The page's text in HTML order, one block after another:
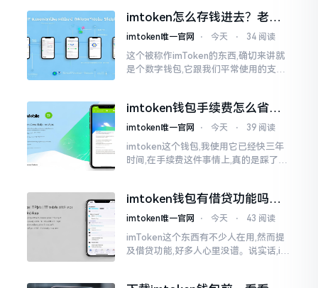
imtoken怎么存钱进去？老玩
家教你把钱转进钱包
imtoken唯一官网 ⋅ 今天 ⋅ 34 阅读
这个被称作imToken的东西,确切来讲就
是个数字钱包,它跟我们平常使用的支付
时候都会陷入困惑
imtoken钱包手续费怎么省？
老玩家告诉你几个实在招
imtoken唯一官网 ⋅ 今天 ⋅ 39 阅读
imtoken这个钱包,我使用它已经快三年
时间,在手续费这件事情上,真的是踩了好
imtoken钱包有借贷功能吗？
靠谱不靠谱一文说清楚
imtoken唯一官网 ⋅ 今天 ⋅ 43 阅读
imToken这个东西有不少人在用,然而提
及借贷功能,好多人心里没谱。说实话,im